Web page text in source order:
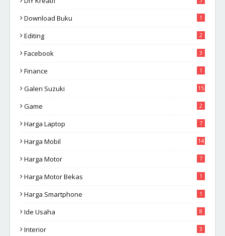
Download Buku 1
Editing 2
Facebook 3
Finance 1
Galeri Suzuki 15
Game 2
Harga Laptop 7
Harga Mobil 14
Harga Motor 7
Harga Motor Bekas 1
Harga Smartphone 1
Ide Usaha 8
Interior 3